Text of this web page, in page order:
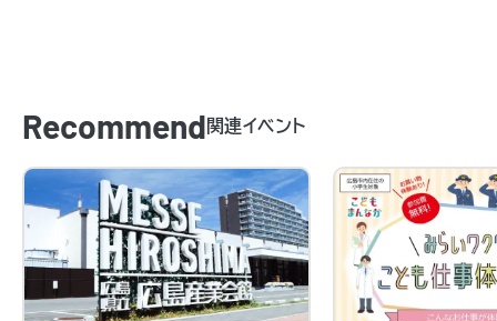
Recommend関連イベント